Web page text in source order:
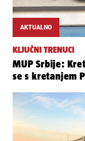
AKTUALNO
KLJUČNI TRENUCI
MUP Srbije:
se s kretanjem